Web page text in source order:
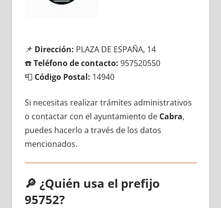
📌 Dirección: PLAZA DE ESPAÑA, 14
☎️Teléfono dе contacto: 957520550
📮 Código Postal: 14940
Si necesitas realizar trámites administrativos
ο contactar сοn el ayuntamiento dе Cabra,
puedes hacerlo а través dе los datos
mencionados.
🔎 ¿Quién usa el prefijo
95752?